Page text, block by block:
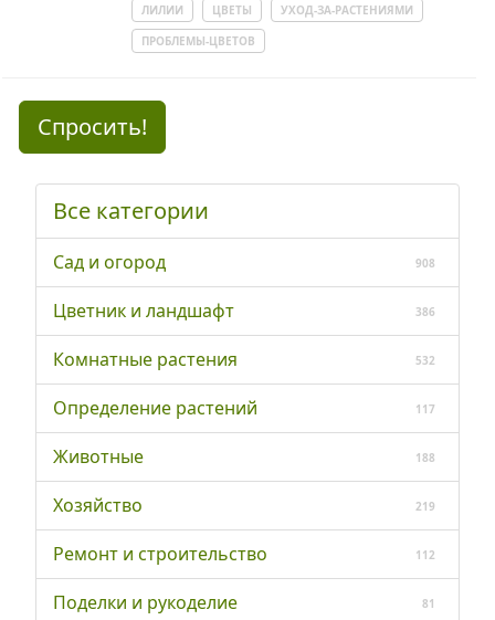
ЛИЛИИ ЦВЕТЫ
УХОД-ЗА-РАСТЕНИЯМИ
ПРОБЛЕМЫ-ЦВЕТОВ
Спросить!
Все категории
Сад и огород 908
Цветник и ландшафт 386
Комнатные растения 532
Определение растений 117
Животные 188
Хозяйство 219
Ремонт и строительство 112
Поделки и рукоделие 81